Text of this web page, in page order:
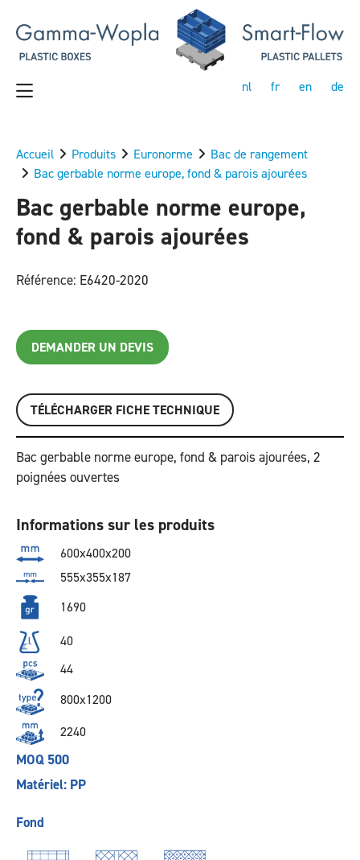
nl fr en de
Accueil Produits Euronorme
Bac de rangement
Bac gerbable norme europe, fond & parois ajourées
Bac gerbable norme europe,
fond & parois ajourées
Référence: E6420-2020
DEMANDER UN DEVIS
TÉLÉCHARGER FICHE TECHNIQUE
Bac gerbable norme europe, fond & parois ajourées, 2
poignées ouvertes
Informations sur les produits
600x400x200
555x355x187
1690
40
44
800x1200
2240
MOQ 500
Matériel: PP
Fond